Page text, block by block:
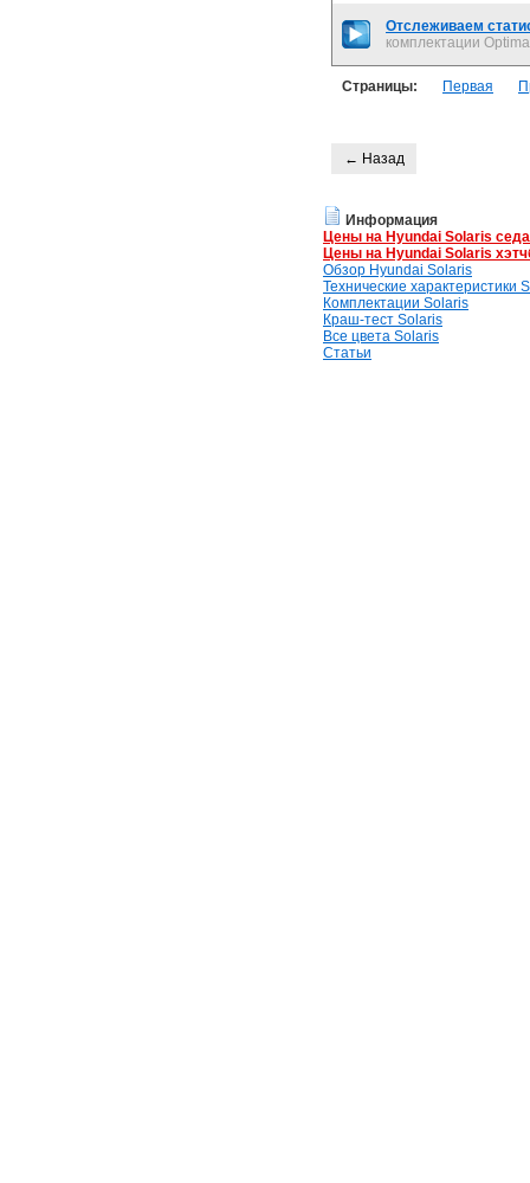
Отслеживаем
комплектации
Страницы: Первая
← Назад
Информация
Цены на Hyundai Solaris
Цены на Hyundai Solaris
Обзор Hyundai Solaris
Технические характеристики
Комплектации Solaris
Краш-тест Solaris
Все цвета Solaris
Статьи